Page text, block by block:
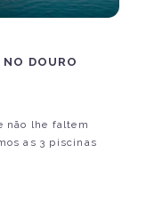
DOURO
não lhe faltem
as 3 piscinas